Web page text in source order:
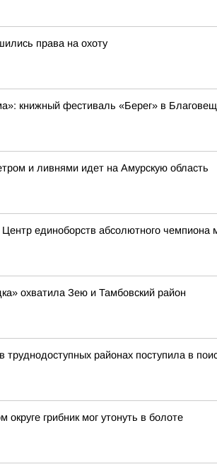
права на охоту
книжный фестиваль «Берег» в
и ливнями идет на Амурскую область
единоборств абсолютного
охватила Зею и Тамбовский район
труднодоступных районах поступила в
грибник мог утонуть в болоте